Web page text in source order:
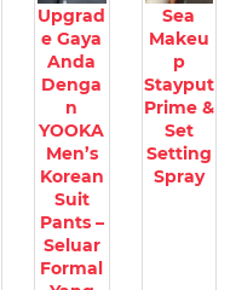
Upgrad
e Gaya
Anda
Denga
n
YOOKA
Men’s
Korean
Suit
Pants –
Seluar
Formal
Sea
Makeu
p
Stayput
Prime &
Set
Setting
Spray